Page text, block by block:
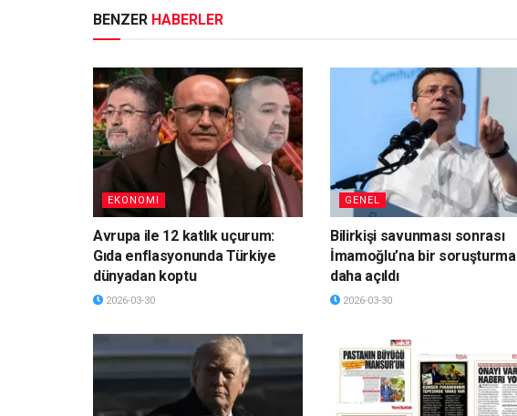
BENZER HABERLER
EKONOMI
Avrupa ile 12 katlık uçurum:
Gıda enflasyonunda Türkiye
dünyadan koptu
2026-03-30
GENEL
Bilirkişi savunması sonrası
İmamoğlu’na bir soruşturma
daha açıldı
2026-03-30